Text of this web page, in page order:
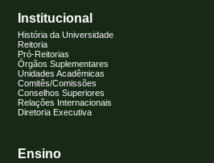
Institucional
História da Universidade
Reitoria
Pró-Reitorias
Órgãos Suplementares
Unidades Acadêmicas
Comitês/Comissões
Conselhos Superiores
Relações Internacionais
Diretoria Executiva
Ensino